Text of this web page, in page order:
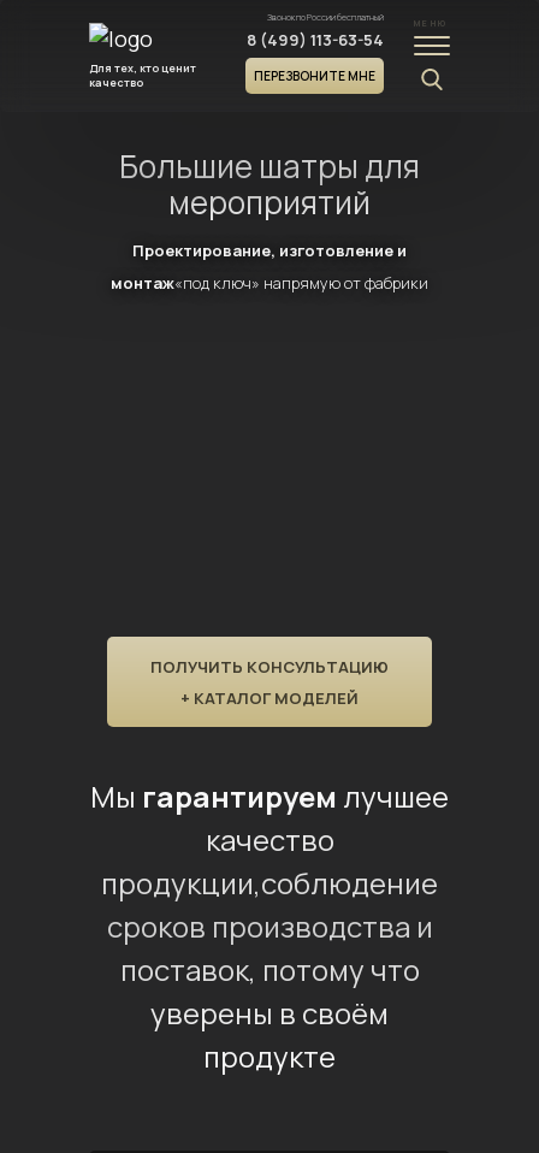
Для тех, кто ценит
качество
Звонок по России бесплатный
8 (499) 113-63-54
ПЕРЕЗВОНИТЕ МНЕ
МЕНЮ
Большие шатры для
мероприятий
Проектирование, изготовление и
монтаж«под ключ» напрямую от фабрики
ПОЛУЧИТЬ КОНСУЛЬТАЦИЮ
+ КАТАЛОГ МОДЕЛЕЙ
Мы гарантируем лучшее
качество
продукции,соблюдение
сроков производства и
поставок, потому что
уверены в своём
продукте